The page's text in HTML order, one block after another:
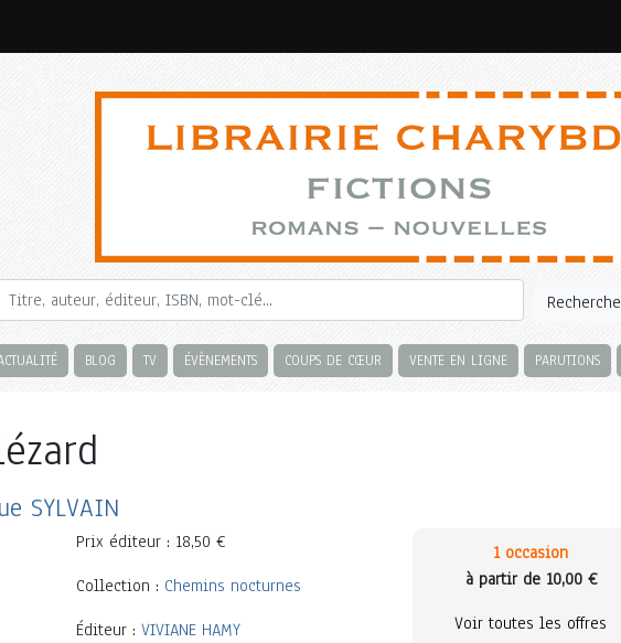
Recherche
BLOG TV ÉVÈNEMENTS COUPS DE CŒUR VENTE EN LIGNE PARUTIONS
SYLVAIN
Prix éditeur : 18,50 €
Collection : Chemins nocturnes
Éditeur :VIVIANE HAMY
1 occasion
à partir de 10,00 €
Voir toutes les offres